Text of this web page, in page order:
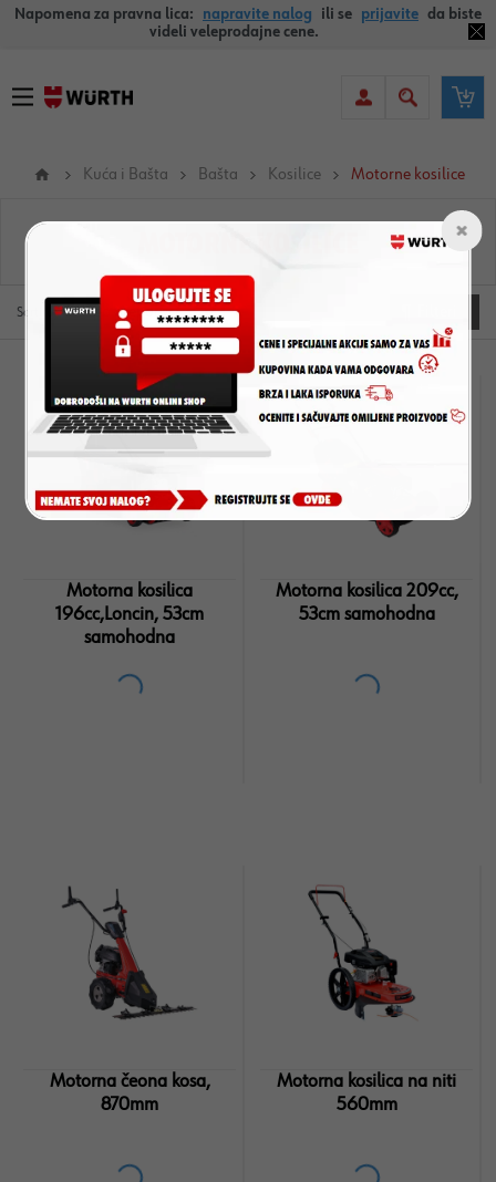
Napomena za pravna lica: napravite nalog ili se prijavite da biste
videli veleprodajne cene.
Kuća i Bašta Bašta Kosilice Motorne kosilice
Sortiraj
Motorna kosilica
196cc,Loncin, 53cm
samohodna
Motorna kosilica 209cc,
53cm samohodna
Motorna čeona kosa,
870mm
Motorna kosilica na niti
560mm